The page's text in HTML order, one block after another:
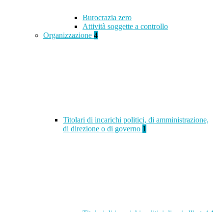
Burocrazia zero
Attività soggette a controllo
Organizzazione 4
Titolari di incarichi politici, di amministrazione,
di direzione o di governo 1